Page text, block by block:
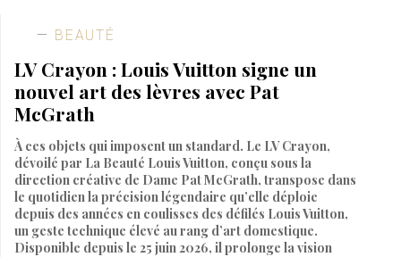
BEAUTÉ
LV Crayon : Louis Vuitton signe un
nouvel art des lèvres avec Pat
McGrath
À ces objets qui imposent un standard. Le LV Crayon,
dévoilé par La Beauté Louis Vuitton, conçu sous la
direction créative de Dame Pat McGrath, transpose dans
le quotidien la précision légendaire qu’elle déploie
depuis des années en coulisses des défilés Louis Vuitton,
un geste technique élevé au rang d’art domestique.
Disponible depuis le 25 juin 2026, il prolonge la vision